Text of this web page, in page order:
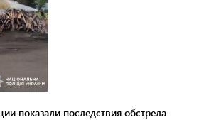
показали последствия обстрела